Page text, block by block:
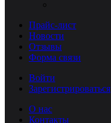
Прайс-лист
Новости
Отзывы
Форма связи
Войти
Зарегистрироваться
О нас
Контакты